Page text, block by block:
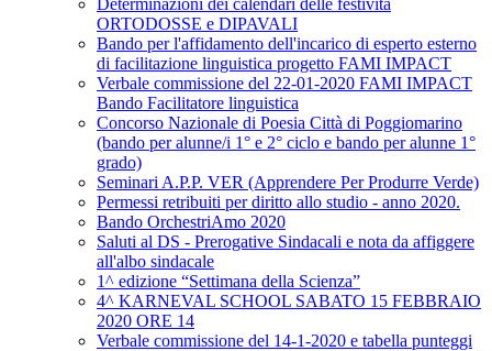
Determinazioni dei calendari delle festività
ORTODOSSE e DIPAVALI
Bando per l'affidamento dell'incarico di esperto esterno
di facilitazione linguistica progetto FAMI IMPACT
Verbale commissione del 22-01-2020 FAMI IMPACT
Bando Facilitatore linguistica
Concorso Nazionale di Poesia Città di Poggiomarino
(bando per alunne/i 1° e 2° ciclo e bando per alunne 1°
grado)
Seminari A.P.P. VER (Apprendere Per Produrre Verde)
Permessi retribuiti per diritto allo studio - anno 2020.
Bando OrchestriAmo 2020
Saluti al DS - Prerogative Sindacali e nota da affiggere
all'albo sindacale
1^ edizione “Settimana della Scienza”
4^ KARNEVAL SCHOOL SABATO 15 FEBBRAIO
2020 ORE 14
Verbale commissione del 14-1-2020 e tabella punteggi